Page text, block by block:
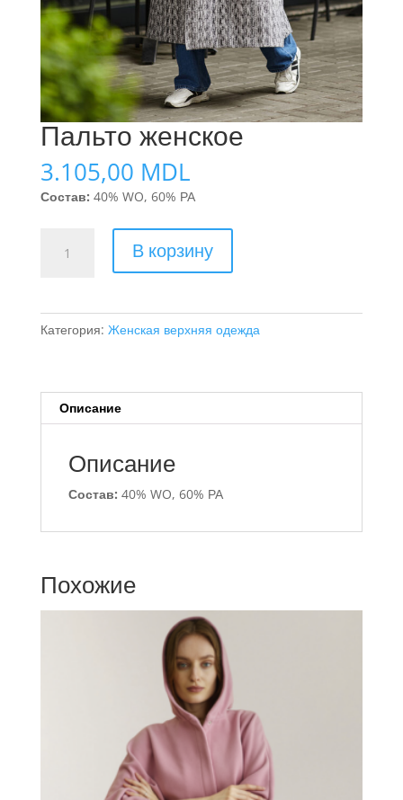
Пальто женское
3.105,00 MDL
Состав: 40% WO, 60% РА
товара
В корзину
Категория: Женская верхняя одежда
Описание
Описание
Состав: 40% WO, 60% РА
Похожие